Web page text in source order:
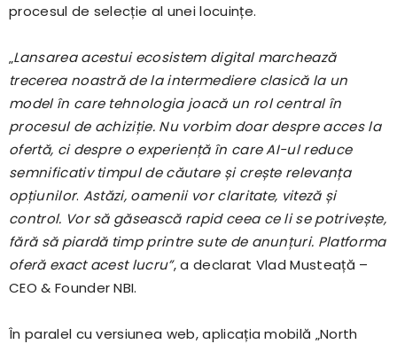
procesul de selecție al unei locuințe.
„Lansarea acestui ecosistem digital marchează
trecerea noastră de la intermediere clasică la un
model în care tehnologia joacă un rol central în
procesul de achiziție. Nu vorbim doar despre acces la
ofertă, ci despre o experiență în care AI-ul reduce
semnificativ timpul de căutare și crește relevanța
opțiunilor. Astăzi, oamenii vor claritate, viteză și
control. Vor să găsească rapid ceea ce li se potrivește,
fără să piardă timp printre sute de anunțuri. Platforma
oferă exact acest lucru”, a declarat Vlad Musteață –
CEO & Founder NBI.
În paralel cu versiunea web, aplicația mobilă „North